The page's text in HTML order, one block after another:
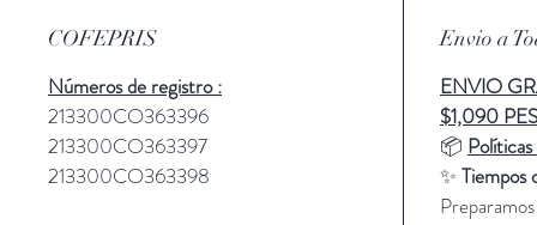
COFEPRIS
Números de registro :
213300CO363396
213300CO363397
213300CO363398
Envio a
ENVIO
$1,090
📦
✨ Tiempos